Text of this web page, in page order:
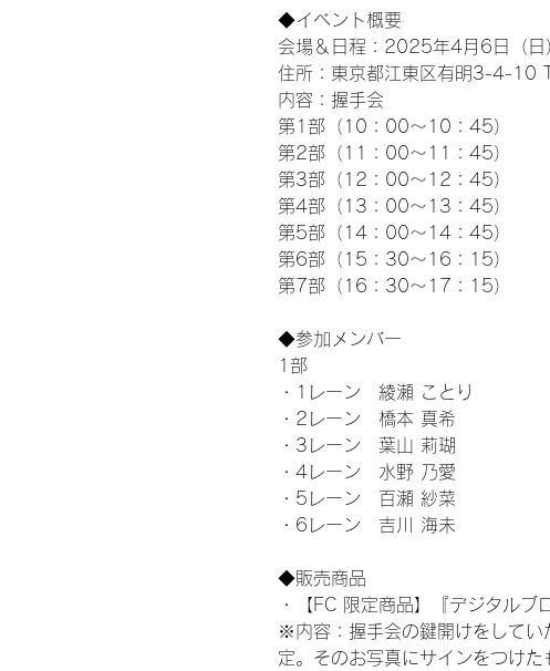
◆イベント概要
会場＆日程：2025年4月6日（
住所：東京都江東区有明3-4-10
内容：握手会
第1部（10：00～10：45）
第2部（11：00～11：45）
第3部（12：00～12：45）
第4部（13：00～13：45）
第5部（14：00～14：45）
第6部（15：30～16：15）
第7部（16：30～17：15）
◆参加メンバー
1部
・1レーン　綾瀬 ことり
・2レーン　橋本 真希
・3レーン　葉山 莉瑚
・4レーン　水野 乃愛
・5レーン　百瀬 紗菜
・6レーン　吉川 海未
◆販売商品
・【FC 限定商品】『デジタル
※内容：握手会の鍵開けをしてい
定。そのお写真にサインをつけ